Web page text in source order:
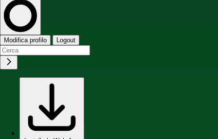
Modifica profilo Logout